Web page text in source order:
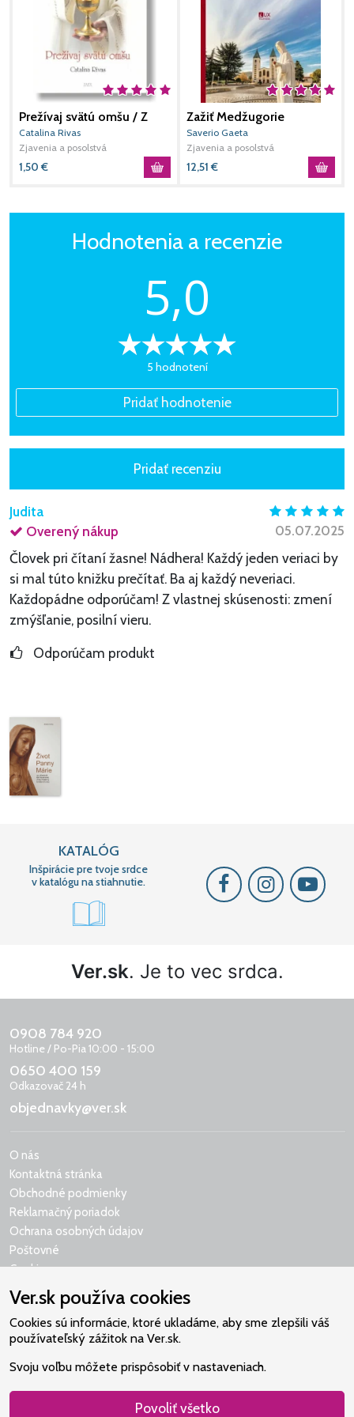
Prežívaj svätú omšu / Z
(nové vydanie)
Catalina Rivas
Zjavenia a posolstvá
1,50 €
Zažiť Medžugorie
Saverio Gaeta
Zjavenia a posolstvá
12,51 €
Hodnotenia a recenzie
5,0
5 hodnotení
Judita
Overený nákup
05.07.2025
Človek pri čítaní žasne! Nádhera! Každý jeden veriaci by
si mal túto knižku prečítať. Ba aj každý neveriaci.
Každopádne odporúčam! Z vlastnej skúsenosti: zmení
zmýšľanie, posilní vieru.
Odporúčam produkt
KATALÓG
Inšpirácie pre tvoje srdce
v katalógu na stiahnutie.
Ver.sk. Je to vec srdca.
0908 784 920
Hotline / Po-Pia 10:00 - 15:00
0650 400 159
Odkazovač 24 h
objednavky@ver.sk
O nás
Kontaktná stránka
Obchodné podmienky
Reklamačný poriadok
Ochrana osobných údajov
Poštovné
Cookies
Naše srdce je v Martindome.
Podporujeme aktivity spoločenstva,
ktoré pomáha nájsť vzťah s Bohom.
Ver.sk používa cookies
Cookies sú informácie, ktoré ukladáme, aby sme zlepšili váš
používateľský zážitok na Ver.sk.
Svoju voľbu môžete prispôsobiť v nastaveniach.
Povoliť všetko